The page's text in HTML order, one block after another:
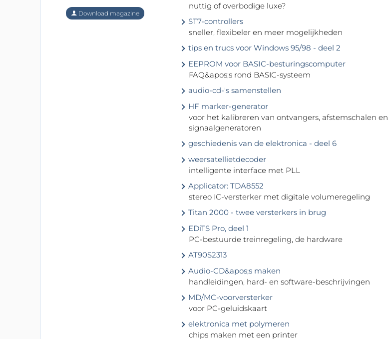
Download magazine
nuttig of overbodige luxe?
ST7-controllers
sneller, flexibeler en meer mogelijkheden
tips en trucs voor Windows 95/98 - deel 2
EEPROM voor BASIC-besturingscomputer
FAQ&apos;s rond BASIC-systeem
audio-cd-'s samenstellen
HF marker-generator
voor het kalibreren van ontvangers, afstemschalen en
signaalgeneratoren
geschiedenis van de elektronica - deel 6
weersatellietdecoder
intelligente interface met PLL
Applicator: TDA8552
stereo IC-versterker met digitale volumeregeling
Titan 2000 - twee versterkers in brug
EDiTS Pro, deel 1
PC-bestuurde treinregeling, de hardware
AT90S2313
Audio-CD&apos;s maken
handleidingen, hard- en software-beschrijvingen
MD/MC-voorversterker
voor PC-geluidskaart
elektronica met polymeren
chips maken met een printer